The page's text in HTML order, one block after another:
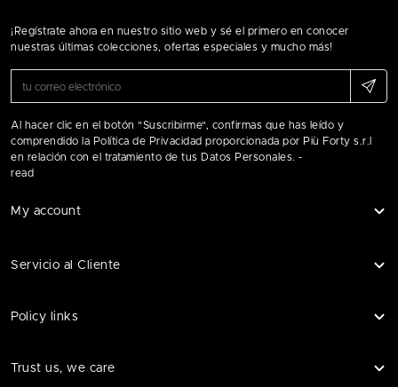
¡Regístrate ahora en nuestro sitio web y sé el primero en conocer
nuestras últimas colecciones, ofertas especiales y mucho más!
Al hacer clic en el botón "Suscribirme", confirmas que has leído y
comprendido la Política de Privacidad proporcionada por Più Forty s.r.l
en relación con el tratamiento de tus Datos Personales. -
read
My account
Servicio al Cliente
Policy links
Trust us, we care